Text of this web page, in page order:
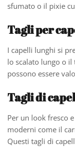
sfumato o il pixie
Tagli per
I capelli lunghi si
lo scalato lungo o
possono essere
Tagli di
Per un look fresco
moderni come il
Questi tagli di